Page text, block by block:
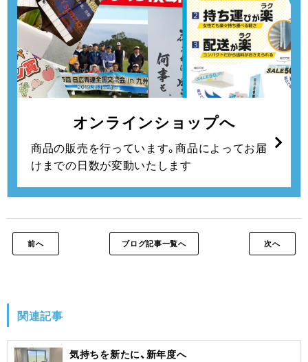
オンラインショップへ
商品の販売を行っています。商品によってお届
けまでの日数が変動いたします
前へ ブログ記事一覧へ 次へ
関連記事
気持ちを新たに、新年度へ